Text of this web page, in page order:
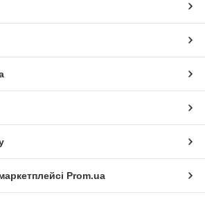
Prom.ua